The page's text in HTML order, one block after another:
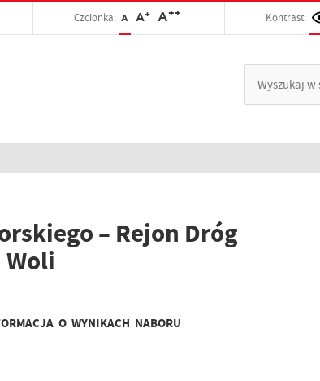
Czcionka: A A+ A++ Kontrast:
– Rejon Dróg
O WYNIKACH NABORU